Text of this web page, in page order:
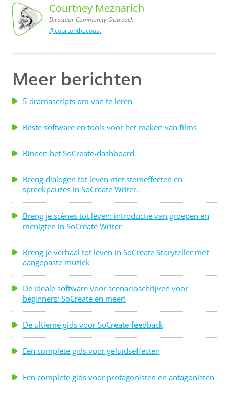
Courtney
Meznarich,
Directeur
Community
Outreach
Courtney Meznarich
Directeur Community Outreach
@courtonthecoast
Meer berichten
5 dramascripts om van te leren
Beste software en tools voor het maken van films
Binnen het SoCreate-dashboard
Breng dialogen tot leven met stemeffecten en
spreekpauzes in SoCreate Writer.
Breng je scènes tot leven: introductie van groepen en
menigten in SoCreate Writer
Breng je verhaal tot leven in SoCreate Storyteller met
aangepaste muziek
De ideale software voor scenarioschrijven voor
beginners: SoCreate en meer!
De ultieme gids voor SoCreate-feedback
Een complete gids voor geluidseffecten
Een complete gids voor protagonisten en antagonisten